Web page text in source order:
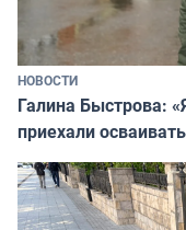
НОВОСТИ
Галина Быстрова:
приехали